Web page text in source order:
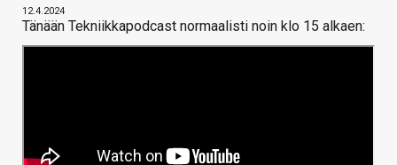
12.4.2024
Tänään Tekniikkapodcast normaalisti noin klo 15 alkaen: